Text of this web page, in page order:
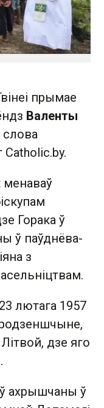
прымае
Валенты
слова
Catholic.by.
менаваў
Горака ў
ў паўднёва-
з
лютага 1957
дзе яго
ахрышчаны ў